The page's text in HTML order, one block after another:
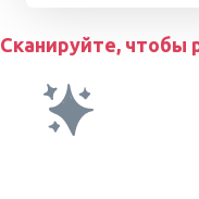
Сканируйте, чтобы